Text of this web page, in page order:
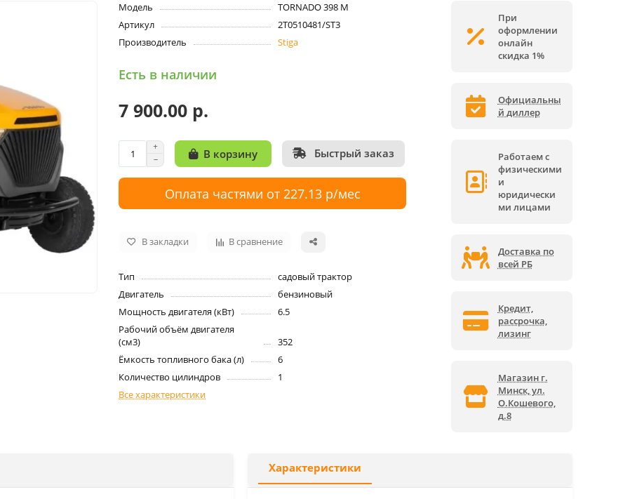
Модель
TORNADO 398 M
Артикул
2T0510481/ST3
Производитель
Stiga
Есть в наличии
7 900.00 р.
В корзину Быстрый заказ
Оплата частями от 227.13 р/мес
В закладки В сравнение
Тип
садовый трактор
Двигатель
бензиновый
Мощность двигателя (кВт)
6.5
Рабочий объём двигателя
(см3)
352
Ёмкость топливного бака (л)
6
Количество цилиндров
1
Все характеристики
При
оформлении
онлайн
скидка 1%
Официальны
й диллер
Работаем с
физическими
и
юридически
ми лицами
Доставка по
всей РБ
Кредит,
рассрочка,
лизинг
Магазин г.
Минск, ул.
О.Кошевого,
д.8
Характеристики